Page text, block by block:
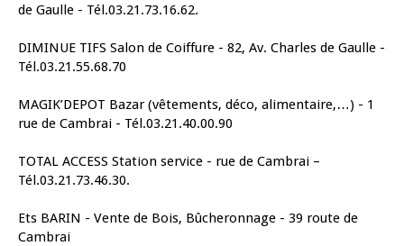
de Gaulle - Tél.03.21.73.16.62.
DIMINUE TIFS Salon de Coiffure - 82, Av. Charles de Gaulle -
Tél.03.21.55.68.70
MAGIK’DEPOT Bazar (vêtements, déco, alimentaire,…) - 1
rue de Cambrai - Tél.03.21.40.00.90
TOTAL ACCESS Station service - rue de Cambrai –
Tél.03.21.73.46.30.
Ets BARIN - Vente de Bois, Bûcheronnage - 39 route de
Cambrai